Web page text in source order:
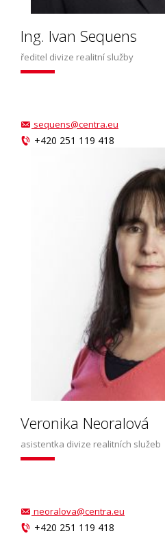
Ing. Ivan Sequens
ředitel divize realitní služby
sequens@centra.eu
+420 251 119 418
Veronika Neoralová
asistentka divize realitních služeb
neoralova@centra.eu
+420 251 119 418